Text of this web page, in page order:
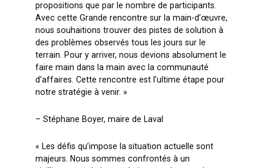
propositions que par le nombre de participants.
Avec cette Grande rencontre sur la main-d’œuvre,
nous souhaitions trouver des pistes de solution à
des problèmes observés tous les jours sur le
terrain. Pour y arriver, nous devions absolument le
faire main dans la main avec la communauté
d’affaires. Cette rencontre est l’ultime étape pour
notre stratégie à venir. »
– Stéphane Boyer, maire de Laval
« Les défis qu’impose la situation actuelle sont
majeurs. Nous sommes confrontés à un